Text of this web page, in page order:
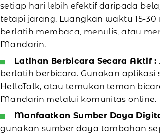
setiap hari lebih efektif daripada
tetapi jarang. Luangkan waktu 15-
berlatih membaca, menulis, atau
Mandarin.
Latihan Berbicara Secara Aktif :
berlatih berbicara. Gunakan aplikasi
HelloTalk, atau temukan teman
Mandarin melalui komunitas online.
Manfaatkan Sumber Daya
gunakan sumber daya tambahan